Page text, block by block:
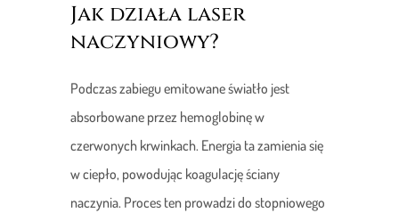
Jak działa laser
naczyniowy?
Podczas zabiegu emitowane światło jest
absorbowane przez hemoglobinę w
czerwonych krwinkach. Energia ta zamienia się
w ciepło, powodując koagulację ściany
naczynia. Proces ten prowadzi do stopniowego